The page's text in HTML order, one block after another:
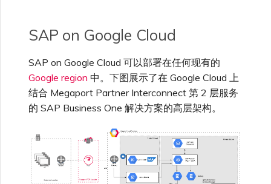
Cloud
终止 MCR
Cisco
Fortinet FortiGate
Juniper
Palo Alto Networks
锁定 Megaport 服务
客户注册与入驻
创建 MCR
使用 API 创建 MCR VXC
从 MCR 创建到 Azure 的
从 MVE 创建到 AWS 的 VXC
在演示环境中测试
客户安全责任
Megaport Portal 认证常见
X-Auth Token 弃用常见问题
SAP on Google Cloud
SAP on Google Cloud 可以部署在任何现有的
Google region 中。下图展示了在 Google Cloud 上
结合 Megaport Partner Interconnect 第 2 层服务
的 SAP Business One 解决方案的高层架构。